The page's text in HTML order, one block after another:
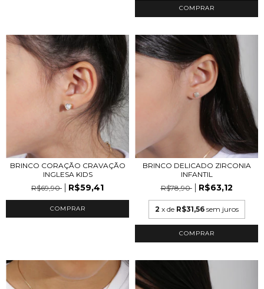
COMPRAR
BRINCO CORAÇÃO CRAVAÇÃO
INGLESA KIDS
R$69,90
R$59,41
COMPRAR
BRINCO DELICADO ZIRCONIA
INFANTIL
R$78,90
R$63,12
2 x de R$31,56 sem juros